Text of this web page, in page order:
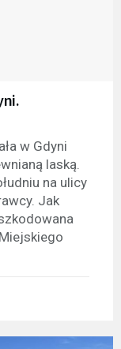
w Gdyni
laską.
na ulicy
Jak